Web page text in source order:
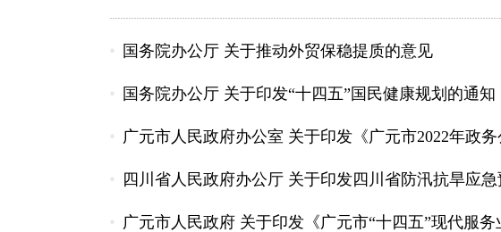
国务院办公厅 关于推动外贸保稳提质的意见
国务院办公厅 关于印发“十四五”国民健康规划的通知
广元市人民政府办公室 关于印发《广元市2022年政
四川省人民政府办公厅 关于印发四川省防汛抗旱应
广元市人民政府 关于印发《广元市“十四五”现代服